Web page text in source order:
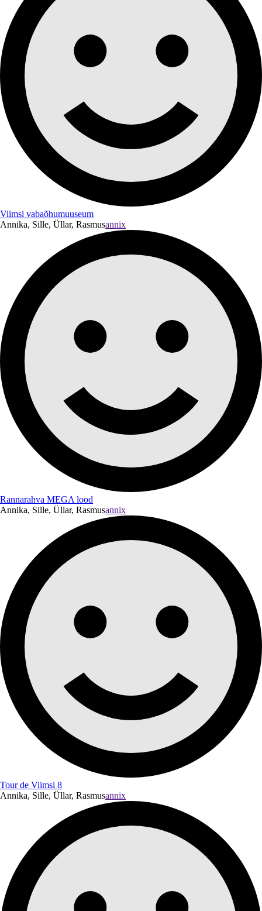
Viimsi vabaõhumuuseum
Annika, Sille, Üllar, Rasmusannix
Rannarahva MEGA lood
Annika, Sille, Üllar, Rasmusannix
Tour de Viimsi 8
Annika, Sille, Üllar, Rasmusannix